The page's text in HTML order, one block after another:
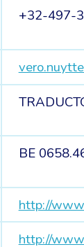
+32-497-
BE
http://
http://